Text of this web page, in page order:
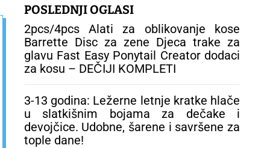
– DEČIJI KOMPLETI
POSLEDNJI OGLASI
2pcs/4pcs Alati za oblikovanje kose
Barrette Disc za zene Djeca trake za
glavu Fast Easy Ponytail Creator dodaci
za kosu – DEČIJI KOMPLETI
3-13 godina: Ležerne letnje kratke hlače
u slatkišnim bojama za dečake i
devojčice. Udobne, šarene i savršene za
tople dane!